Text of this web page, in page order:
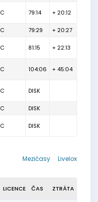
C 79:14 + 20:12
C 79:29 + 20:27
C 81:15 + 22:13
C 104:06 + 45:04
C DISK
C
DISK
C DISK
Livelox
Mezičasy
LICENCE ČAS ZTRÁTA